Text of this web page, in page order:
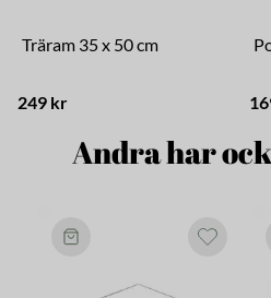
Träram 35 x 50 cm
249 kr
Andra har